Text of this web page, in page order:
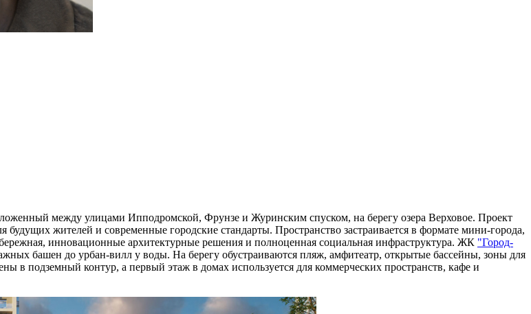
между улицами Ипподромской, Фрунзе и Журинским спуском, на берегу озера Верховое. Проект
жителей и современные городские стандарты. Пространство застраивается в формате мини-города,
инновационные архитектурные решения и полноценная социальная инфраструктура. ЖК "Город-
башен до урбан-вилл у воды. На берегу обустраиваются пляж, амфитеатр, открытые бассейны, зоны для
подземный контур, а первый этаж в домах используется для коммерческих пространств, кафе и